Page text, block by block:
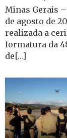
Minas Gerais –
de agosto de
realizada a
formatura da
de[…]